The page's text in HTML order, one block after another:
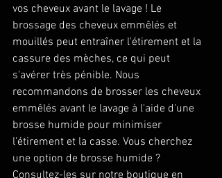
vos cheveux avant le lavage ! Le
brossage des cheveux emmêlés et
mouillés peut entraîner l'étirement et la
cassure des mèches, ce qui peut
s'avérer très pénible. Nous
recommandons de brosser les cheveux
emmêlés avant le lavage à l'aide d'une
brosse humide pour minimiser
l'étirement et la casse. Vous cherchez
une option de brosse humide ?
Consultez-les sur notre boutique en